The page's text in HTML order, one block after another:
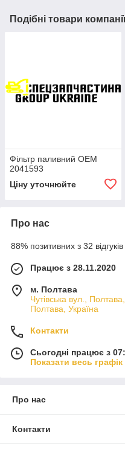
Подібні товари
Фільтр паливний OEM
2041593
Ціну уточнюйте
Про нас
88% позитивних з 32 відгуків
Працює з 28.11.2020
м. Полтава
Чутівська вул.,
Полтава, Україна
Контакти
Сьогодні працює з
Показати весь
Про нас
Контакти